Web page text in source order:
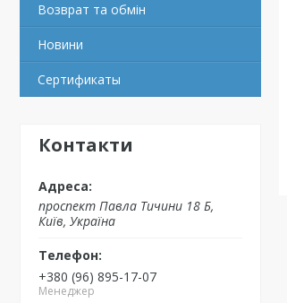
Возврат та обмін
Новини
Cертификаты
Контакти
проспект Павла Тичини 18 Б,
Київ, Україна
+380 (96) 895-17-07
Менеджер